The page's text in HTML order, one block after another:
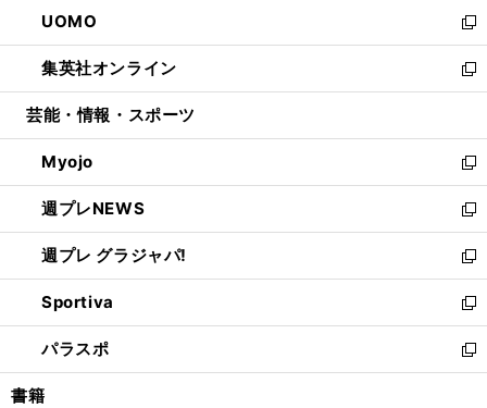
く
で
開
く
ド
ウ
で
開
ィ
ン
ド
ウ
開
く
い
ウ
ィ
ン
ウ
で
開
く
UOMO
新
し
い
ウ
ン
ド
ウ
で
開
く
集英社オンライン
新
し
ウ
ィ
ン
ド
ウ
で
開
く
芸能・情報・スポーツ
Myojo
新
し
い
ウ
ィ
ン
ド
ウ
で
開
週プレNEWS
新
し
い
ウ
ィ
ン
ド
ウ
週プレ グラジャパ!
新
し
い
ウ
ィ
ン
Sportiva
新
し
い
ウ
パラスポ
新
し
書籍